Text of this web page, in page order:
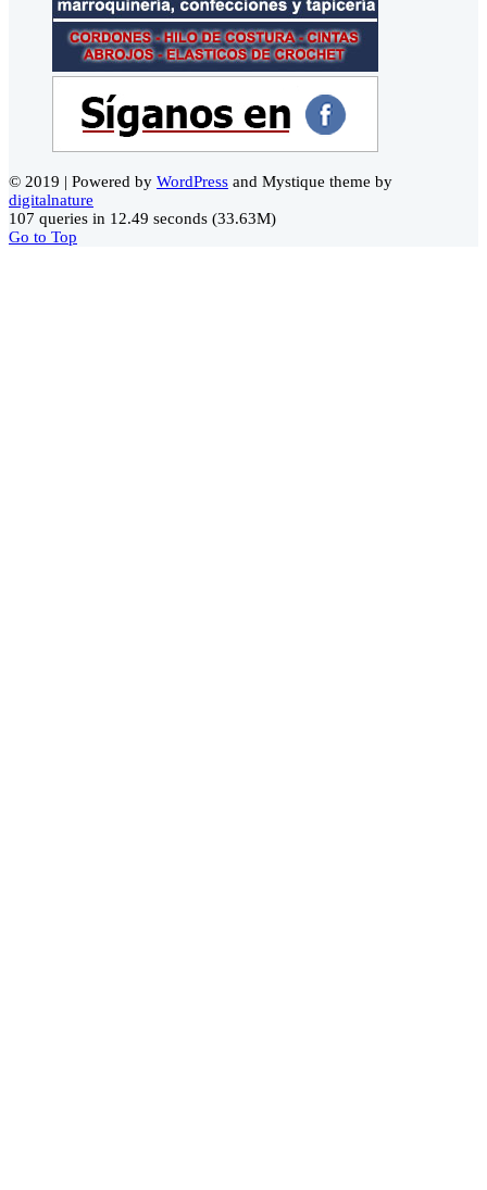
© 2019 | Powered by WordPress and Mystique theme by
digitalnature
107 queries in 12.49 seconds (33.63M)
Go to Top